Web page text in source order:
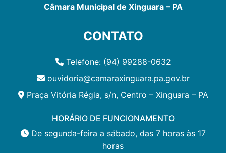
Câmara Municipal de Xinguara – PA
CONTATO
Telefone: (94) 99288-0632
ouvidoria@camaraxinguara.pa.gov.br
Praça Vitória Régia, s/n, Centro – Xinguara – PA
HORÁRIO DE FUNCIONAMENTO
De segunda-feira a sábado, das 7 horas às 17
horas